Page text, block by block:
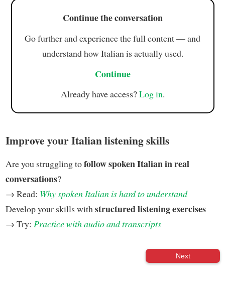
Continue the conversation
Go further and experience the full content — and
understand how Italian is actually used.
Continue
Already have access?Log in.
Improve your Italian listening skills
Are you struggling tofollow spoken Italian in real
conversations?
→ Read: Why spoken Italian is hard to understand
Develop your skills with structured listening exercises
→ Try: Practice with audio and transcripts
Next